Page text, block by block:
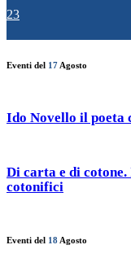
23
Eventi del 17 Agosto
Ido Novello il poeta
Di carta e di
cotonifici
Eventi del 18 Agosto